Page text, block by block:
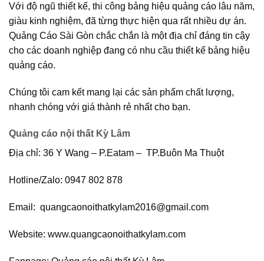
Với độ ngũ thiết kế, thi công bảng hiệu quảng cáo lâu năm,
giàu kinh nghiệm, đã từng thực hiện qua rất nhiều dự án.
Quảng Cáo Sài Gòn chắc chắn là một địa chỉ đáng tin cậy
cho các doanh nghiệp đang có nhu cầu thiết kế bảng hiệu
quảng cáo.
Chúng tôi cam kết mang lại các sản phẩm chất lượng,
nhanh chóng với giá thành rẻ nhất cho bạn.
Quảng cáo nội thất Kỳ Lâm
Địa chỉ: 36 Y Wang – P.Eatam – TP.Buôn Ma Thuột
Hotline/Zalo: 0947 802 878
Email: quangcaonoithatkylam2016@gmail.com
Website: www.quangcaonoithatkylam.com